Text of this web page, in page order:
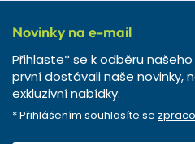
Novinky na e-mail
Přihlaste* se k odběru
první dostávali naše novinky,
exkluzivní nabídky.
* Přihlášením souhlasíte se